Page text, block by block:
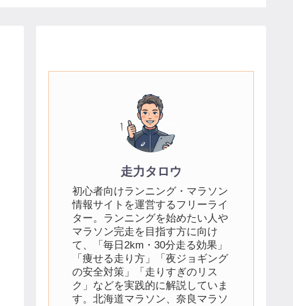
走力タロウ
初心者向けランニング・マラソン
情報サイトを運営するフリーライ
ター。ランニングを始めたい人や
マラソン完走を目指す方に向け
て、「毎日2km・30分走る効果」
「痩せる走り方」「夜ジョギング
の安全対策」「走りすぎのリス
ク」などを実践的に解説していま
す。北海道マラソン、奈良マラソ